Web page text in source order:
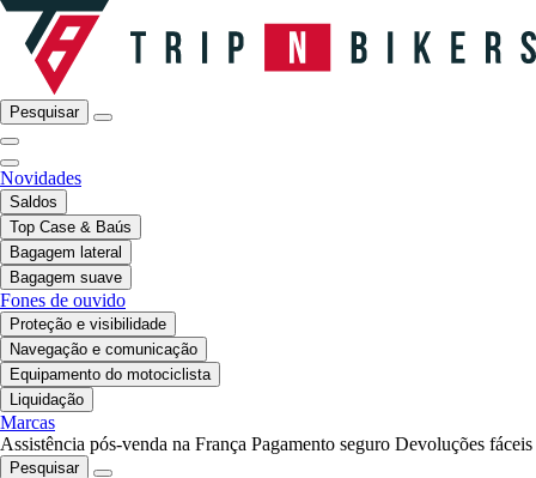
Pesquisar
Novidades
Saldos
Top Case & Baús
Bagagem lateral
Bagagem suave
Fones de ouvido
Proteção e visibilidade
Navegação e comunicação
Equipamento do motociclista
Liquidação
Marcas
Assistência pós-venda na França Pagamento seguro Devoluções fáceis
Pesquisar